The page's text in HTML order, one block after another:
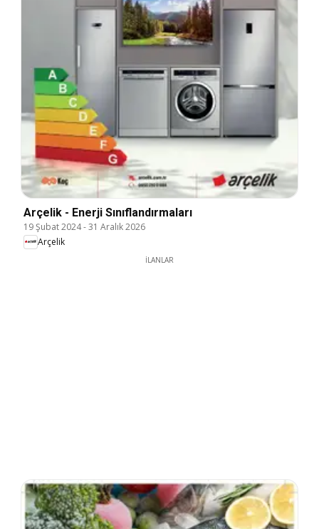
Arçelik - Enerji Sınıflandırmaları
19 Şubat 2024-31 Aralık 2026
Arçelik
İLANLAR